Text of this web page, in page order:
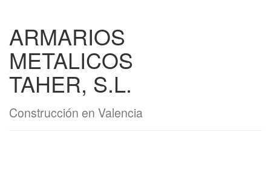
ARMARIOS
METALICOS
TAHER, S.L.
Construcción en Valencia